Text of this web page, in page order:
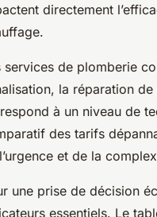
directement
services de plomberie
la réparation
à un niveau de
des tarifs
et de la
une prise de décision
essentiels. Le